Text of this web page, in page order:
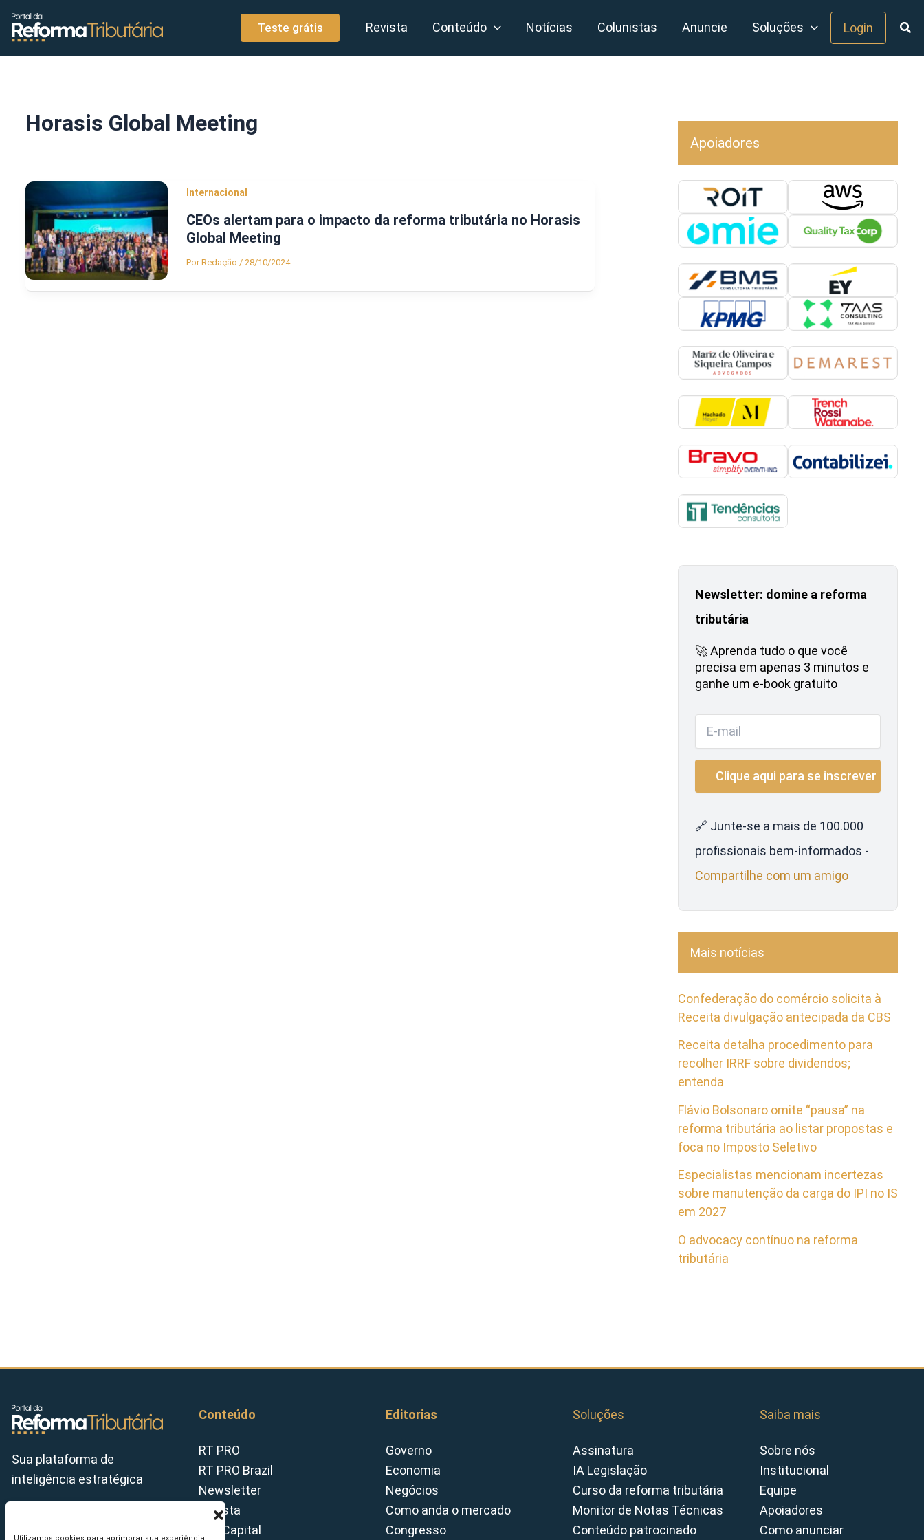
conteúdo
Teste grátis Revista Conteúdo Notícias Colunistas Anuncie Soluções Login
Horasis Global Meeting
Internacional
CEOs alertam para o impacto da reforma tributária no Horasis
Global Meeting
PorRedação / 28/10/2024
Apoiadores
Newsletter: domine a reforma
tributária
🚀 Aprenda tudo o que você
precisa em apenas 3 minutos e
ganhe um e-book gratuito
🔗 Junte-se a mais de 100.000
profissionais bem-informados -
Compartilhe com um amigo
Mais notícias
Confederação do comércio solicita à
Receita divulgação antecipada da CBS
Receita detalha procedimento para
recolher IRRF sobre dividendos;
entenda
Flávio Bolsonaro omite “pausa” na
reforma tributária ao listar propostas e
foca no Imposto Seletivo
Especialistas mencionam incertezas
sobre manutenção da carga do IPI no IS
em 2027
O advocacy contínuo na reforma
tributária
Sua plataforma de
inteligência estratégica
Conteúdo
RT PRO
RT PRO Brazil
Newsletter
Revista
Tax Capital
Editorias
Governo
Economia
Negócios
Como anda o mercado
Congresso
Soluções
Assinatura
IA Legislação
Curso da reforma tributária
Monitor de Notas Técnicas
Conteúdo patrocinado
Saiba mais
Sobre nós
Institucional
Equipe
Apoiadores
Como anunciar